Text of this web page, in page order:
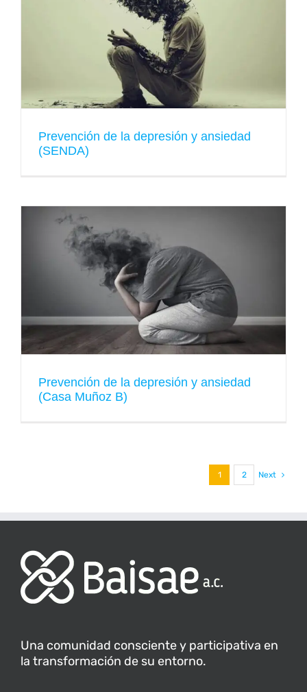
Prevención de la depresión y ansiedad
(SENDA)
Prevención de la depresión y ansiedad
(Casa Muñoz B)
1 2 Next
Una comunidad consciente y participativa en
la transformación de su entorno.